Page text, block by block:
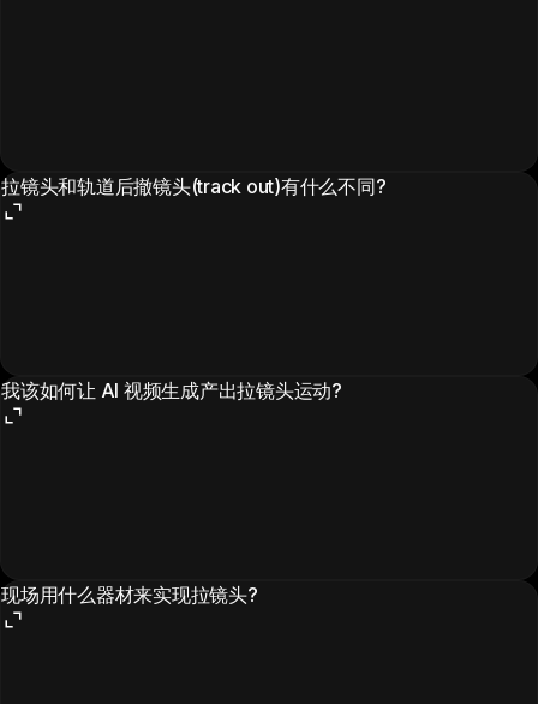
拉镜头和轨道后撤镜头(track out)有什么不同?
我该如何让 AI 视频生成产出拉镜头运动?
现场用什么器材来实现拉镜头?